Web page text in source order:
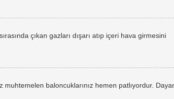
çıkan gazları dışarı atıp içeri hava girmesini
baloncuklarınız hemen patlıyordur.